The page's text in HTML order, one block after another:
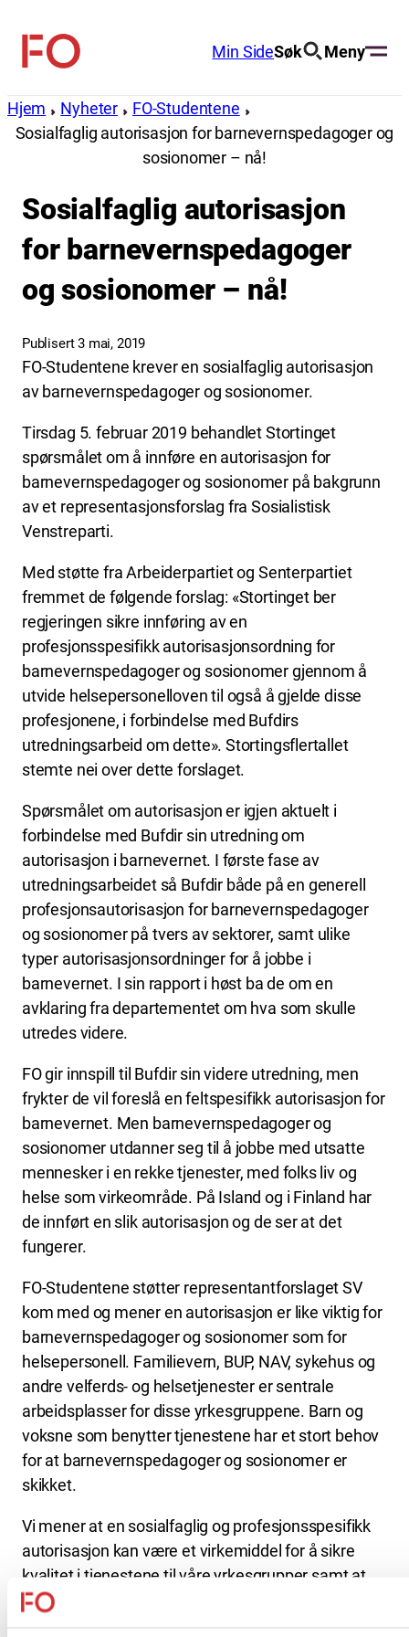
innhold
FO
Min SideSøk Meny
Hjem Nyheter
FO-Studentene
Sosialfaglig autorisasjon for barnevernspedagoger og
sosionomer – nå!
Sosialfaglig autorisasjon
for barnevernspedagoger
og sosionomer – nå!
Publisert 3 mai, 2019
FO-Studentene krever en sosialfaglig autorisasjon
av barnevernspedagoger og sosionomer.
Tirsdag 5. februar 2019 behandlet Stortinget
spørsmålet om å innføre en autorisasjon for
barnevernspedagoger og sosionomer på bakgrunn
av et representasjonsforslag fra Sosialistisk
Venstreparti.
Med støtte fra Arbeiderpartiet og Senterpartiet
fremmet de følgende forslag: «Stortinget ber
regjeringen sikre innføring av en
profesjonsspesifikk autorisasjonsordning for
barnevernspedagoger og sosionomer gjennom å
utvide helsepersonelloven til også å gjelde disse
profesjonene, i forbindelse med Bufdirs
utredningsarbeid om dette». Stortingsflertallet
stemte nei over dette forslaget.
Spørsmålet om autorisasjon er igjen aktuelt i
forbindelse med Bufdir sin utredning om
autorisasjon i barnevernet. I første fase av
utredningsarbeidet så Bufdir både på en generell
profesjonsautorisasjon for barnevernspedagoger
og sosionomer på tvers av sektorer, samt ulike
typer autorisasjonsordninger for å jobbe i
barnevernet. I sin rapport i høst ba de om en
avklaring fra departementet om hva som skulle
utredes videre.
FO gir innspill til Bufdir sin videre utredning, men
frykter de vil foreslå en feltspesifikk autorisasjon for
barnevernet. Men barnevernspedagoger og
sosionomer utdanner seg til å jobbe med utsatte
mennesker i en rekke tjenester, med folks liv og
helse som virkeområde. På Island og i Finland har
de innført en slik autorisasjon og de ser at det
fungerer.
FO-Studentene støtter representantforslaget SV
kom med og mener en autorisasjon er like viktig for
barnevernspedagoger og sosionomer som for
helsepersonell. Familievern, BUP, NAV, sykehus og
andre velferds- og helsetjenester er sentrale
arbeidsplasser for disse yrkesgruppene. Barn og
voksne som benytter tjenestene har et stort behov
for at barnevernspedagoger og sosionomer er
skikket.
Vi mener at en sosialfaglig og profesjonsspesifikk
autorisasjon kan være et virkemiddel for å sikre
kvalitet i tjenestene til våre yrkesgrupper samt at
autorisasjon kan fratas dersom man viser grov